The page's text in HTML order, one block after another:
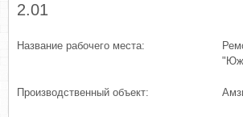
2.01
Название рабочего места:
Производственный объект: